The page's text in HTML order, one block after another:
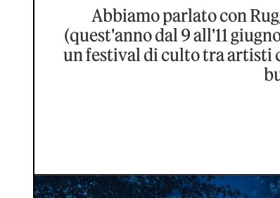
Abbiamo parlato con
(quest'anno dal 9 all'11
un festival di culto tra artisti